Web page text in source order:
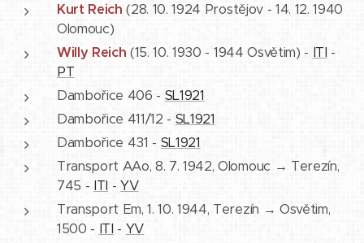
Kurt Reich (28. 10. 1924 Prostějov - 14. 12. 1940
Olomouc)
Willy Reich (15. 10. 1930 - 1944 Osvětim) - ITI -
PT
Dambořice 406 - SL1921
Dambořice 411/12 - SL1921
Dambořice 431 - SL1921
Transport AAo, 8. 7. 1942, Olomouc → Terezín,
745 - ITI -YV
Transport Em, 1. 10. 1944, Terezín → Osvětim,
1500 - ITI - YV